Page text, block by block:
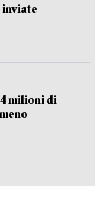
inviate
milioni di